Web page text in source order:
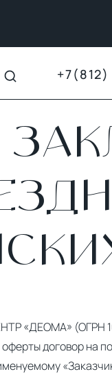
(ОГРН
договор на